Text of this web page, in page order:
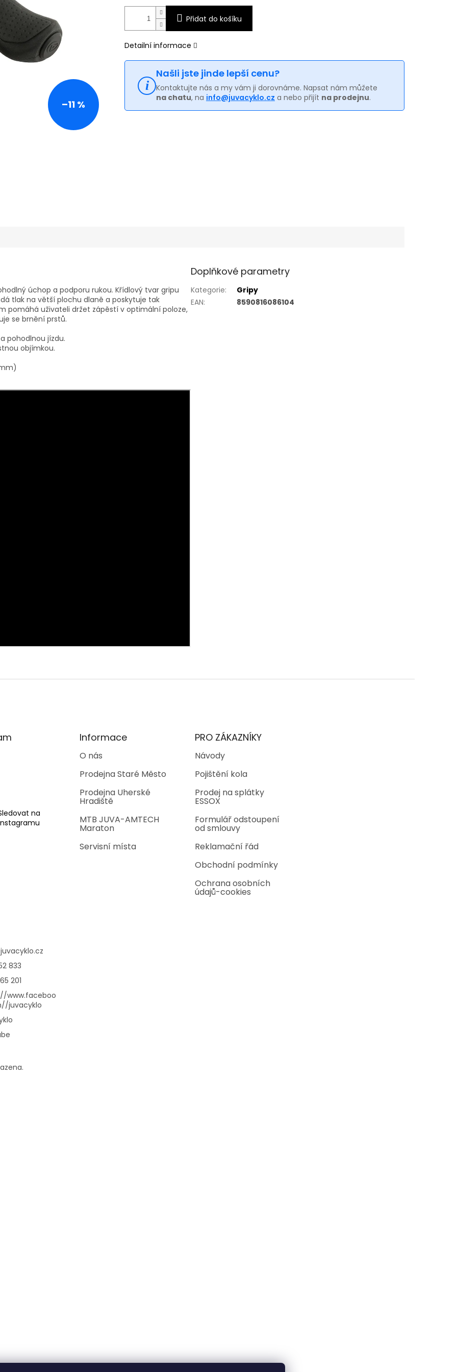
–11 %
Přidat do košíku
Detailní informace
Našli jste jinde lepší cenu?
Kontaktujte nás a my vám ji dorovnáme. Napsat nám můžete
na chatu, na info@juvacyklo.cz a nebo přijít na prodejnu.
úchop a podporu rukou. Křídlový tvar gripu
tlak na větší plochu dlaně a poskytuje tak
pomáhá uživateli držet zápěstí v optimální poloze,
se brnění prstů.
pohodlnou jízdu.
objímkou.
Doplňkové parametry
Kategorie:
Gripy
EAN: 8590816086104
na
Informace
O nás
Prodejna Staré Město
Prodejna Uherské
Hradiště
MTB JUVA-AMTECH
Maraton
Servisní místa
PRO ZÁKAZNÍKY
Návody
Pojištění kola
Prodej na splátky
ESSOX
Formulář odstoupení
od smlouvy
Reklamační řád
Obchodní podmínky
Ochrana osobních
údajů-cookies
juvacyklo.cz
833
201
www.faceboo
juvacyklo